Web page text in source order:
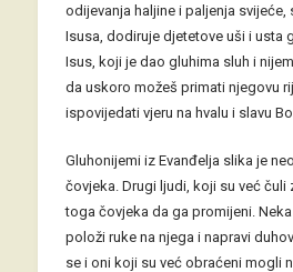
odijevanja haljine i paljenja
Isusa, dodiruje djetetove uši i usta
Isus, koji je dao gluhima sluh i
da uskoro možeš primati njegovu
ispovijedati vjeru na hvalu i slavu
Gluhonijemi iz Evanđelja slika je
čovjeka. Drugi ljudi, koji su već čuli
toga čovjeka da ga promijeni.
položi ruke na njega i napravi
se i oni koji su već obraćeni mogli